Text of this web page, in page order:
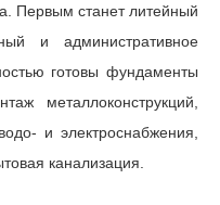
Первым станет литейный
и административное
готовы фундаменты
металлоконструкций,
и электроснабжения,
канализация.